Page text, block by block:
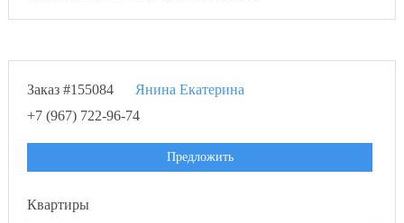
Заказ #155084
Янина Екатерина
+7 (967) 722-96-74
Предложить
Квартиры